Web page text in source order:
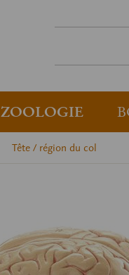
ZOOLOGIE
Tête / région du col